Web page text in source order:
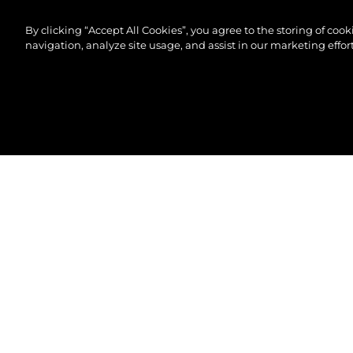
By clicking “Accept All Cookies”, you agree to the storing of
navigation, analyze site usage, and assist in our marketing